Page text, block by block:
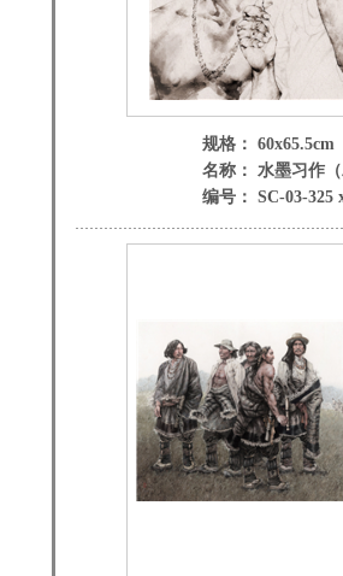
规格： 60x65.5cm
名称： 水墨习作
编号： SC-03-325